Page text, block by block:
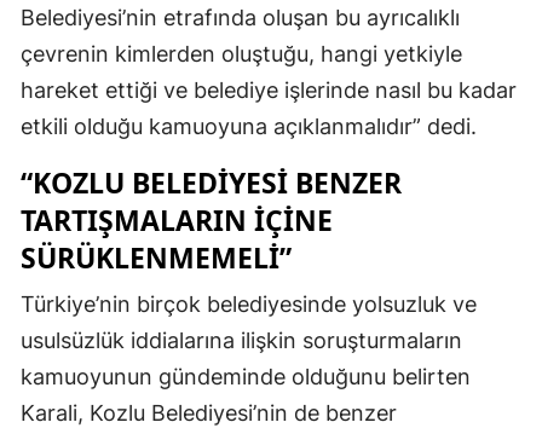
Belediyesi’nin etrafında oluşan bu ayrıcalıklı
çevrenin kimlerden oluştuğu, hangi yetkiyle
hareket ettiği ve belediye işlerinde nasıl bu kadar
etkili olduğu kamuoyuna açıklanmalıdır” dedi.
“KOZLU BELEDİYESİ BENZER
TARTIŞMALARIN İÇİNE
SÜRÜKLENMEMELİ”
Türkiye’nin birçok belediyesinde yolsuzluk ve
usulsüzlük iddialarına ilişkin soruşturmaların
kamuoyunun gündeminde olduğunu belirten
Karali, Kozlu Belediyesi’nin de benzer